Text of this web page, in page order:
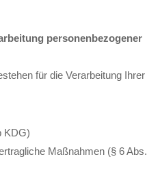
personenbezogener
für die Verarbeitung Ihrer
KDG)
Maßnahmen (§ 6 Abs.